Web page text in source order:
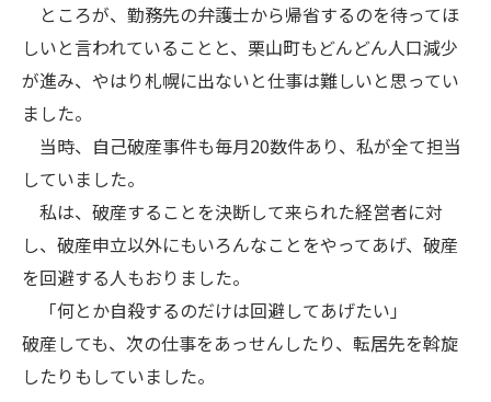
ところが、勤務先の弁護士から帰省するのを待ってほ
しいと言われていることと、栗山町もどんどん人口減少
が進み、やはり札幌に出ないと仕事は難しいと思ってい
ました。
当時、自己破産事件も毎月20数件あり、私が全て担当
していました。
私は、破産することを決断して来られた経営者に対
し、破産申立以外にもいろんなことをやってあげ、破産
を回避する人もおりました。
「何とか自殺するのだけは回避してあげたい」
破産しても、次の仕事をあっせんしたり、転居先を斡旋
したりもしていました。